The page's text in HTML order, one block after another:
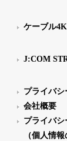
ケーブル4K
J:COM
プライバ
会社概要
プライバ
（個人情